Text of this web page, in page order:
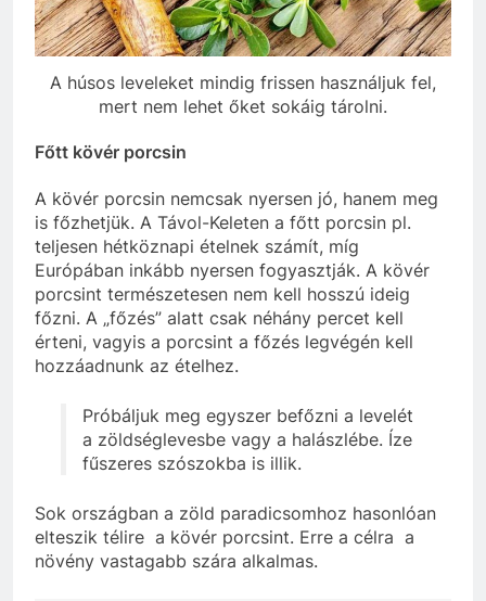
A húsos leveleket mindig frissen használjuk fel,
mert nem lehet őket sokáig tárolni.
Főtt kövér porcsin
A kövér porcsin nemcsak nyersen jó, hanem meg
is főzhetjük. A Távol-Keleten a főtt porcsin pl.
teljesen hétköznapi ételnek számít, míg
Európában inkább nyersen fogyasztják. A kövér
porcsint természetesen nem kell hosszú ideig
főzni. A „főzés” alatt csak néhány percet kell
érteni, vagyis a porcsint a főzés legvégén kell
hozzáadnunk az ételhez.
Próbáljuk meg egyszer befőzni a levelét
a zöldséglevesbe vagy a halászlébe. Íze
fűszeres szószokba is illik.
Sok országban a zöld paradicsomhoz hasonlóan
elteszik télire a kövér porcsint. Erre a célra a
növény vastagabb szára alkalmas.